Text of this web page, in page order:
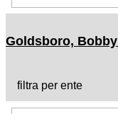
Goldsboro, Bobby
filtra per ente